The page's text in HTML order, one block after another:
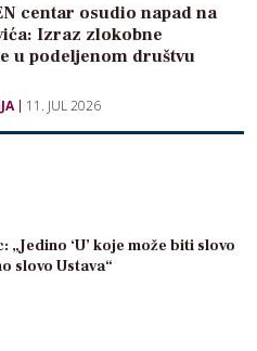
centar osudio napad na
Izraz zlokobne
u podeljenom društvu
11. JUL 2026
‘U’ koje može biti slovo
slovo Ustava“